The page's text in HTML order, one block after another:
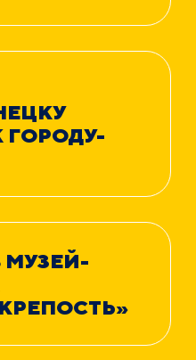
ГОРОДУ-
МУЗЕЙ-